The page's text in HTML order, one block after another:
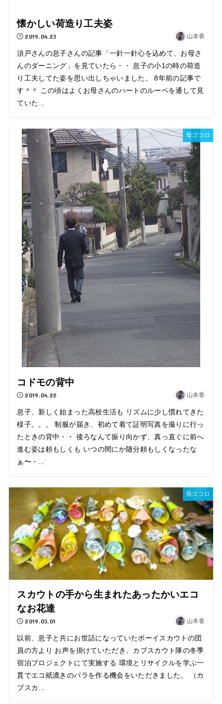
懐かしい荷造り工夫姿
2019.04.23 山本香
須戸さんの息子さんの記事「一針一針心を込めて、お母さ
んのダーニング」を見ていたら・・ 息子の小1の時の荷造
り工夫してた姿を思い出しちゃいました。 8年前の記事で
す＾＾ この頃はよくお母さんのハートのルーペを通して見
ていた...
母ゴコロ
コドモの背中
2019.04.22 山本香
息子、新しく始まった高校生活も リズムに少し慣れてきた
様子。。。 制服が届き、初めて着て証明写真を撮りに行っ
たときの背中・・ 後ろなんて振り向かず、真っ直ぐに前へ
進む姿は頼もしくも いつの間にか随分頼もしくなったな
ぁ〜・...
母ゴコロ
スカウトの手から生まれたあったかいエコ
なお花達
2019.03.01 山本香
以前、息子と共にお世話になっていたボーイスカウトの団
員の方より お声を掛けていただき、カブスカウト隊の冬季
宿泊プロジェクトにて実施する 環境とリサイクルを学ぶ一
貫でエコ紙漉きのバラを作る機会をいただきました。 （カ
ブスカ...